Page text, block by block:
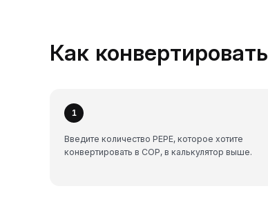
Как
1
Введите количество PEPE, которое хотите
конвертировать в COP, в калькулятор выше.